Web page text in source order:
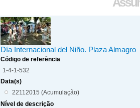
Día Internacional del Niño. Plaza Almagro
Código de referência
1-4-1-532
Data(s)
22112015 (Acumulação)
Nível de descrição